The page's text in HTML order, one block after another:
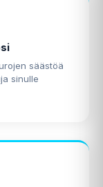
säästöä
sinulle